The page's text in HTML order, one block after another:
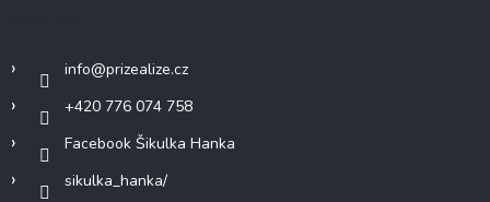
info@prizealize.cz
+420 776 074 758
Facebook Šikulka Hanka
sikulka_hanka/